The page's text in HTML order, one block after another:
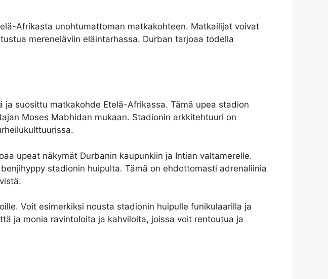
Afrikasta unohtumattoman matkakohteen. Matkailijat voivat
mereneläviin eläintarhassa. Durban tarjoaa todella
suosittu matkakohde Etelä-Afrikassa. Tämä upea stadion
Moses Mabhidan mukaan. Stadionin arkkitehtuuri on
upeat näkymät Durbanin kaupunkiin ja Intian valtamerelle.
stadionin huipulta. Tämä on ehdottomasti adrenaliinia
Voit esimerkiksi nousta stadionin huipulle funikulaarilla ja
ja monia ravintoloita ja kahviloita, joissa voit rentoutua ja